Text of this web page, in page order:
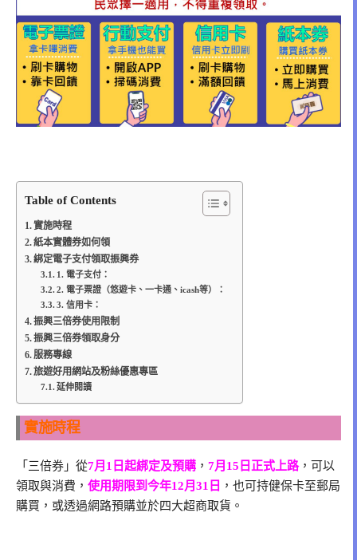
Table of Contents
實施時程
紙本實體券如何領
綁定電子支付領取振興券
1. 電子支付：
2. 電子票證（悠遊卡、一卡通、icash等）：
3. 信用卡：
振興三倍券使用限制
振興三倍券領取身分
服務專線
旅遊好用網站及粉絲優惠專區
延伸閱讀
實施時程
「三倍券」從7月1日起綁定及預購 ， 7月15日正式上路，可以
領取與消費， 使用期限到今年12月31日 ，也可持健保卡至郵局
購買，或透過網路預購並於四大超商取貨。